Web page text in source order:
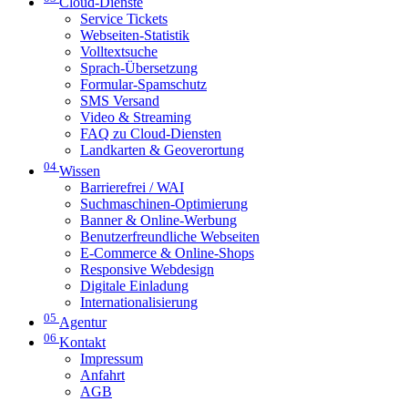
Service Tickets
Webseiten-Statistik
Volltextsuche
Sprach-Übersetzung
Formular-Spamschutz
SMS Versand
Video & Streaming
FAQ zu Cloud-Diensten
Landkarten & Geoverortung
04 Wissen
Barrierefrei / WAI
Suchmaschinen-Optimierung
Banner & Online-Werbung
Benutzerfreundliche Webseiten
E-Commerce & Online-Shops
Responsive Webdesign
Digitale Einladung
Internationalisierung
05 Agentur
06 Kontakt
Impressum
Anfahrt
AGB